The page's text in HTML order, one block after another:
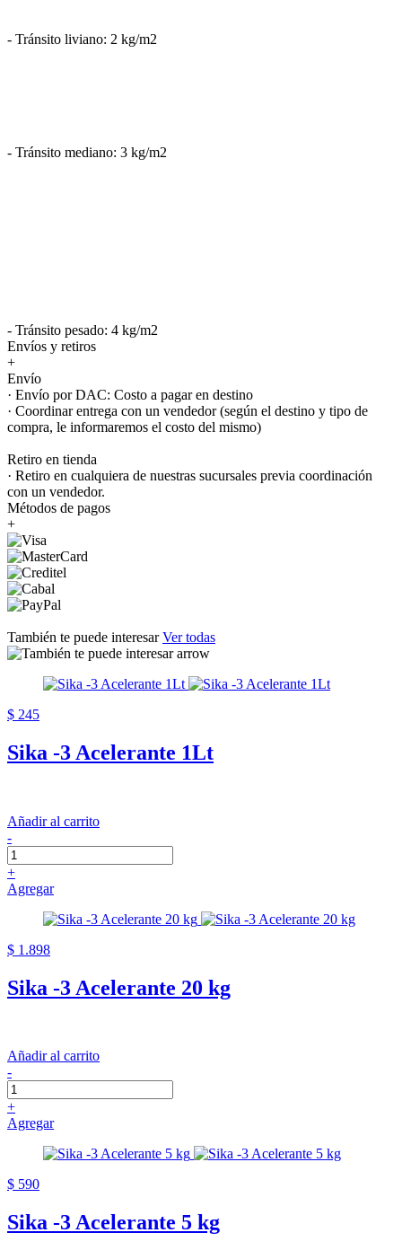
- Tránsito liviano: 2 kg/m2
- Tránsito mediano: 3 kg/m2
- Tránsito pesado: 4 kg/m2
Envíos y retiros
+
Envío
· Envío por DAC: Costo a pagar en destino
· Coordinar entrega con un vendedor (según el destino y tipo de
compra, le informaremos el costo del mismo)
Retiro en tienda
· Retiro en cualquiera de nuestras sucursales previa coordinación
con un vendedor.
Métodos de pagos
+
También te puede interesarVer todas
$ 245
Sika -3 Acelerante 1Lt
Añadir al carrito
-
+
Agregar
$ 1.898
Sika -3 Acelerante 20 kg
Añadir al carrito
-
+
Agregar
$ 590
Sika -3 Acelerante 5 kg